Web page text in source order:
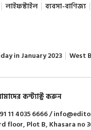
লাইফস্টাইল ব্যবসা-বাণিজ্য
in January 2023 West
কন্ট্যাক্ট করুন
11 4035 6666 /
floor, Plot B, Khasara no